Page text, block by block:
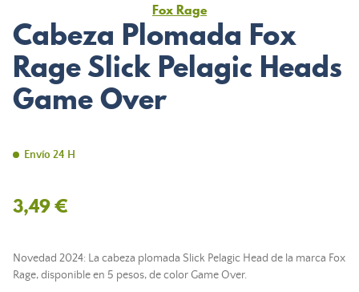
Fox Rage
Cabeza Plomada Fox
Rage Slick Pelagic Heads
Game Over
Envío 24 H
3,49 €
Novedad 2024: La cabeza plomada Slick Pelagic Head de la marca Fox
Rage, disponible en 5 pesos, de color Game Over.